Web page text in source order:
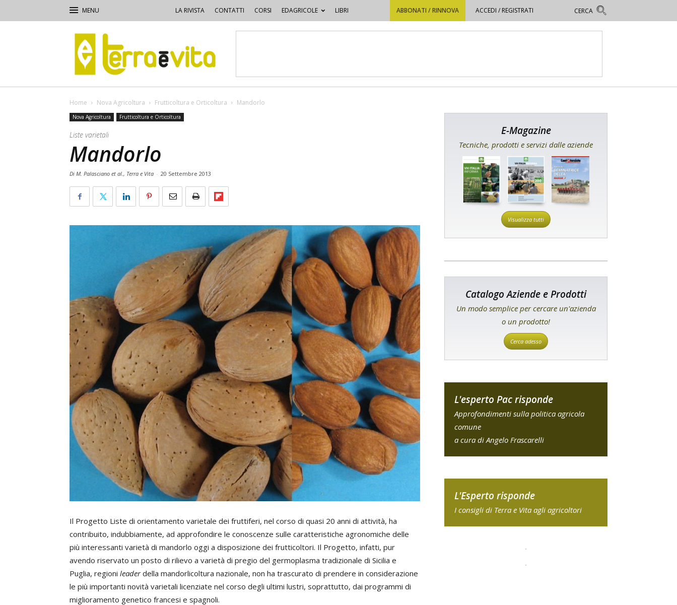
LA RIVISTA CONTATTI CORSI EDAGRICOLE LIBRI ABBONATI / RINNOVA ACCEDI / REGISTRATI
Terra
e
Vita
Home Nova Agricoltura Frutticoltura e Orticoltura Mandorlo
Nova Agricoltura Frutticoltura e Orticoltura
Liste varietali
Mandorlo
Di M. Palasciano et al., Terra e Vita - 20 Settembre 2013
Il Progetto Liste di orientamento varietale dei fruttiferi, nel corso di quasi 20 anni di attività, ha
contribuito, indubbiamente, ad approfondire le conoscenze sulle caratteristiche agronomiche delle
più interessanti varietà di mandorlo oggi a disposizione dei frutticoltori. Il Progetto, infatti, pur
avendo riservato un posto di rilievo a varietà di pregio del germoplasma tradizionale di Sicilia e
Puglia, regioni leaderdella mandorlicoltura nazionale, non ha trascurato di prendere in considerazione
le più importanti novità varietali licenziate nel corso degli ultimi lustri, soprattutto, dai programmi di
miglioramento genetico francesi e spagnoli.
E-Magazine
Tecniche, prodotti e servizi dalle aziende
Visualizza tutti
Catalogo Aziende e Prodotti
Un modo semplice per cercare un'azienda
o un prodotto!
Cerca adesso
L'esperto Pac risponde
Approfondimenti sulla politica agricola
comune
a cura di Angelo Frascarelli
L'Esperto risponde
I consigli di Terra e Vita agli agricoltori